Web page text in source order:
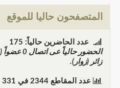
المتصفحون حاليا للموقع
عدد الحاضرين حالياً: 175
الحضور حالياً عى اتصال 0 عضواً (0 في الوضع الخفي) و
زائر (زوار).
عدد المقاطع2344 في 331